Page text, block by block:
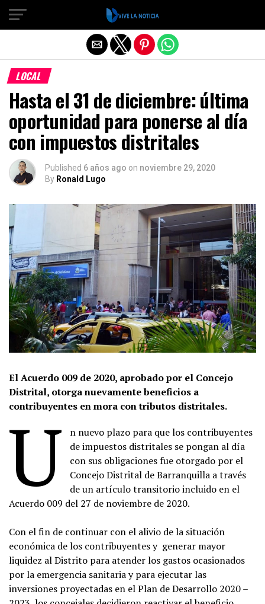
LOCAL
Hasta el 31 de diciembre: última
oportunidad para ponerse al día
con impuestos distritales
Published 6 años ago on noviembre 29, 2020
By Ronald Lugo
El Acuerdo 009 de 2020, aprobado por el Concejo
Distrital, otorga nuevamente beneficios a
contribuyentes en mora con tributos distritales.
U
n nuevo plazo para que los contribuyentes
de impuestos distritales se pongan al día
con sus obligaciones fue otorgado por el
Concejo Distrital de Barranquilla a través
de un artículo transitorio incluido en el
Acuerdo 009 del 27 de noviembre de 2020.
Con el fin de continuar con el alivio de la situación
económica de los contribuyentes y generar mayor
liquidez al Distrito para atender los gastos ocasionados
por la emergencia sanitaria y para ejecutar las
inversiones proyectadas en el Plan de Desarrollo 2020 –
Salir de la versión móvil